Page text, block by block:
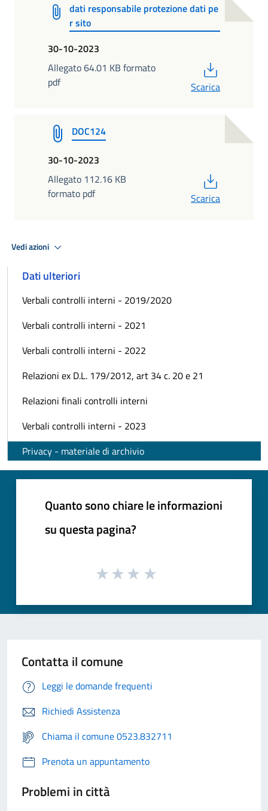
dati responsabile protezione dati pe
r sito
30-10-2023
Allegato 64.01 KB formato
pdf
Scarica
DOC124
30-10-2023
Allegato 112.16 KB
formato pdf
Scarica
Vedi azioni
Dati ulteriori
Verbali controlli interni - 2019/2020
Verbali controlli interni - 2021
Verbali controlli interni - 2022
Relazioni ex D.L. 179/2012, art 34 c. 20 e 21
Relazioni finali controlli interni
Verbali controlli interni - 2023
Privacy - materiale di archivio
Quanto sono chiare le informazioni
su questa pagina?
Contatta il comune
Leggi le domande frequenti
Richiedi Assistenza
Chiama il comune 0523.832711
Prenota un appuntamento
Problemi in città